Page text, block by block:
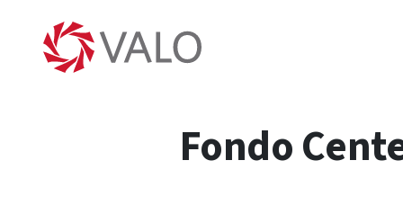
Fondo